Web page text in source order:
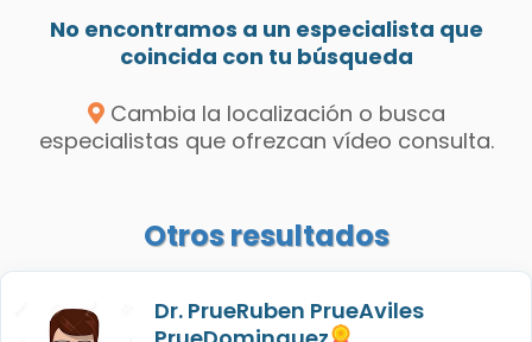
No encontramos a un especialista que
coincida con tu búsqueda
Cambia la localización o busca
especialistas que ofrezcan vídeo consulta.
Otros resultados
Dr. PrueRuben PrueAviles